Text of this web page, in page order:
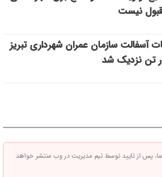
نیست
آسفالت سازمان عمران شهرداری تبریز
پس از تایید توسط تیم مدیریت در وب منتشر خواهد